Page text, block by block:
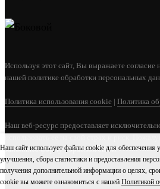
Используя этот сайт, Вы выражаете
нашей политике обработки персональных
Политика использования cookie | Политика
Наш веб-ресурс предоставляет
использовать ее на свой страх и риск.
заполните форму обратной связи.
Наш сайт использует файлы cookie для обеспечения
улучшения, сбора статистики и предоставления
получения дополнительной информации о целях,
cookie вы можете ознакомиться с нашей Политикой